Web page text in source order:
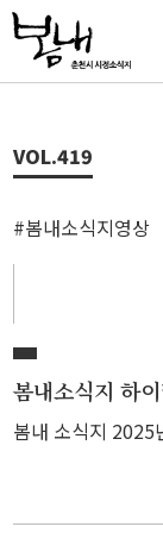
VOL.419
#봄내소식지영상
봄내소식지 하
봄내 소식지 2025